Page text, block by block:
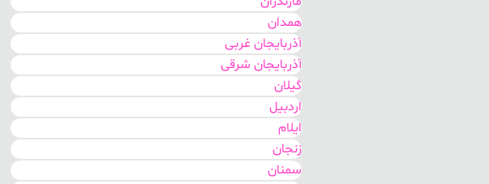
همدان
آذربایجان غربی
آذربایجان شرقی
گیلان
اردبیل
ایلام
زنجان
سمنان